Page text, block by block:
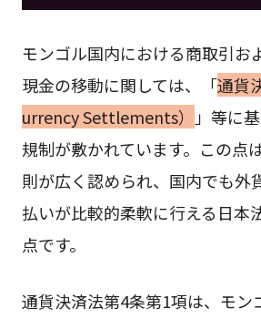
モンゴル国内における商取引お
現金の移動に関しては、「通貨
urrency Settlements）
」等に
規制が敷かれています。この点
則が広く認められ、国内でも外
払いが比較的柔軟に行える日本
点です。
通貨決済法第4条第1項は、モン